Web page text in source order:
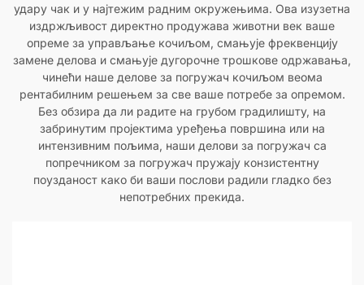
удару чак и у најтежим радним окружењима. Ова изузетна
издржљивост директно продужава животни век ваше
опреме за управљање кочиљом, смањује фреквенцију
замене делова и смањује дугорочне трошкове одржавања,
чинећи наше делове за погружач кочиљом веома
рентабилним решењем за све ваше потребе за опремом.
Без обзира да ли радите на грубом градилишту, на
забринутим пројектима уређења површина или на
интензивним пољима, наши делови за погружач са
попречником за погружач пружају конзистентну
поузданост како би ваши послови радили гладко без
непотребних прекида.